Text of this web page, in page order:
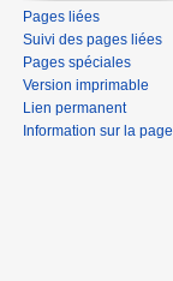
Pages liées
Suivi des pages liées
Pages spéciales
Version imprimable
Lien permanent
Information sur la page